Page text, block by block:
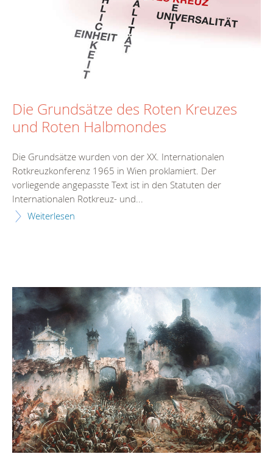
Die Grundsätze des Roten Kreuzes
und Roten Halbmondes
Die Grundsätze wurden von der XX. Internationalen
Rotkreuzkonferenz 1965 in Wien proklamiert. Der
vorliegende angepasste Text ist in den Statuten der
Internationalen Rotkreuz- und...
Weiterlesen